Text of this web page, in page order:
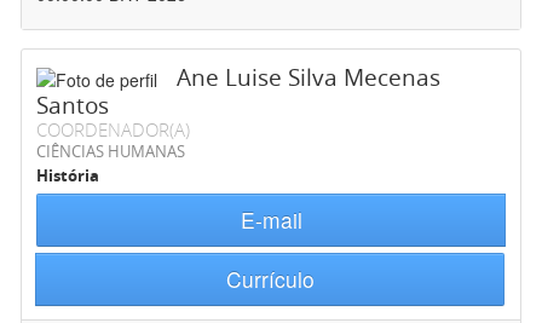
Ane Luise Silva Mecenas
Santos
COORDENADOR(A)
CIÊNCIAS HUMANAS
História
E-mail
Currículo